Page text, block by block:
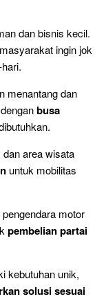
dan bisnis kecil.
ingin jok
menantang dan
busa
area wisata
untuk mobilitas
motor
pembelian partai
kebutuhan unik,
solusi sesuai